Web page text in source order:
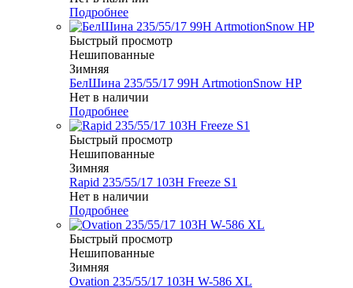
Подробнее
Быстрый просмотр
Нешипованные
Зимняя
БелШина 235/55/17 99H ArtmotionSnow HP
Нет в наличии
Подробнее
Быстрый просмотр
Нешипованные
Зимняя
Rapid 235/55/17 103H Freeze S1
Нет в наличии
Подробнее
Быстрый просмотр
Нешипованные
Зимняя
Ovation 235/55/17 103H W-586 XL